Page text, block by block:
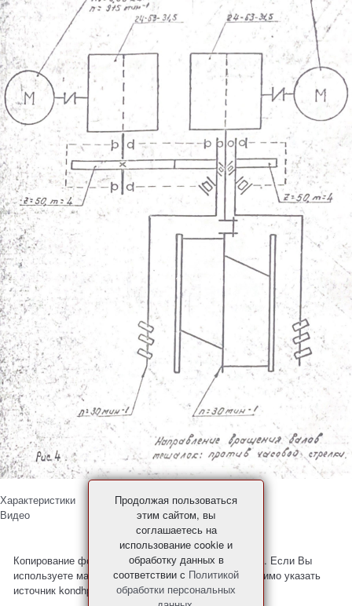
Характеристики
Видео
Копирование фото и материалов с сайта запрещено. Если Вы
используете материалы с нашего сайта, то необходимо указать
источник kondhp.ru
Продолжая пользоваться
этим сайтом, вы
соглашаетесь на
использование cookie и
обработку данных в
соответствии с Политикой
обработки персональных